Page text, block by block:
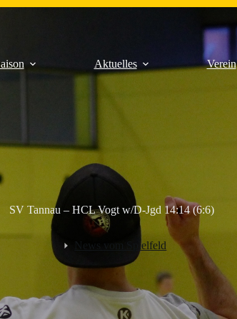
Aktuelles Verein
SV Tannau – HCL Vogt w/D-Jgd 14:14 (6:6)
News vom Spielfeld